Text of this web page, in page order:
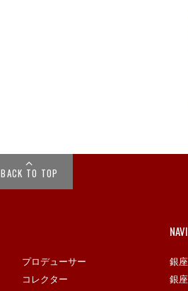
BACK TO TOP
プロデューサー
コレクター
銀
銀